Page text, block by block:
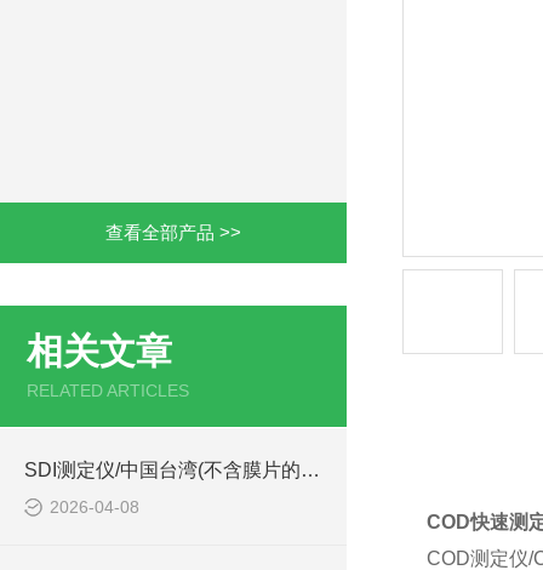
查看全部产品 >>
相关文章
RELATED ARTICLES
SDI测定仪/中国台湾(不含膜片的技术参数简介
2026-04-08
COD快速测
COD测定仪/